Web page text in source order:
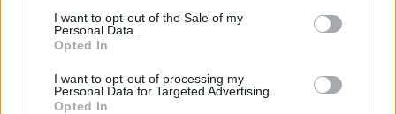
I want to opt-out of the Sale of my
Personal Data.
Opted In
I want to opt-out of processing my
Personal Data for Targeted Advertising.
Opted In
essentiels des
cardiologues pour
éviter le danger
attention à la pénurie de
lunettes de sécurité
combattre le cancer